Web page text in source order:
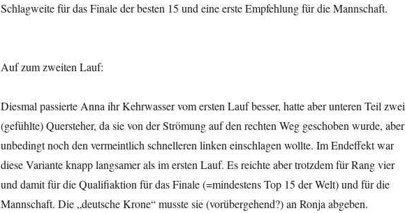
Schlagweite für das Finale der besten 15 und eine erste Empfehlung für die Mannschaft.
Auf zum zweiten Lauf:
Diesmal passierte Anna ihr Kehrwasser vom ersten Lauf besser, hatte aber unteren Teil zwei
(gefühlte) Quersteher, da sie von der Strömung auf den rechten Weg geschoben wurde, aber
unbedingt noch den vermeintlich schnelleren linken einschlagen wollte. Im Endeffekt war
diese Variante knapp langsamer als im ersten Lauf. Es reichte aber trotzdem für Rang vier
und damit für die Qualifiaktion für das Finale (=mindestens Top 15 der Welt) und für die
Mannschaft. Die „deutsche Krone“ musste sie (vorübergehend?) an Ronja abgeben.